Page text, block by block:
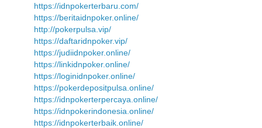
https://idnpokerterbaru.com/
https://beritaidnpoker.online/
http://pokerpulsa.vip/
https://daftaridnpoker.vip/
https://judiidnpoker.online/
https://linkidnpoker.online/
https://loginidnpoker.online/
https://pokerdepositpulsa.online/
https://idnpokerterpercaya.online/
https://idnpokerindonesia.online/
https://idnpokerterbaik.online/